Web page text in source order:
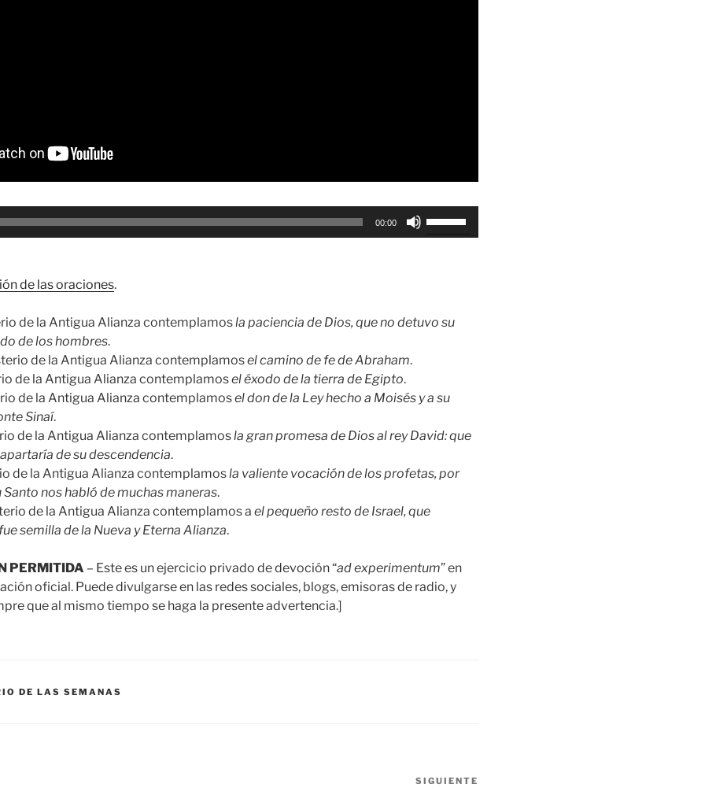
00:00
para
el
de las oraciones.
de la Antigua Alianza contemplamosla paciencia de Dios, que no detuvo su
de los hombres.
de la Antigua Alianza contemplamosel camino de fe de Abraham.
de la Antigua Alianza contemplamosel éxodo de la tierra de Egipto.
de la Antigua Alianza contemplamosel don de la Ley hecho a Moisés y a su
Sinaí.
de la Antigua Alianza contemplamosla gran promesa de Dios al rey David: que
de su descendencia.
de la Antigua Alianza contemplamosla valiente vocación de los profetas, por
nos habló de muchas maneras.
de la Antigua Alianza contemplamos a el pequeño resto de Israel, que
semilla de la Nueva y Eterna Alianza.
PERMITIDA – Este es un ejercicio privado de devoción “ad experimentum” en
oficial. Puede divulgarse en las redes sociales, blogs, emisoras de radio, y
que al mismo tiempo se haga la presente advertencia.]
DE LAS SEMANAS
SIGUIENTE